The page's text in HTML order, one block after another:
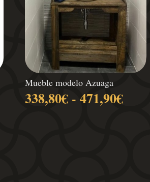
Mueble modelo Azuaga
338,80€ - 471,90€Rango